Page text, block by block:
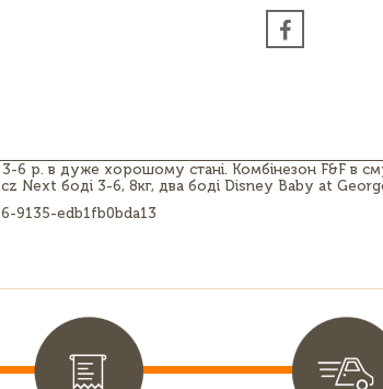
6 р. в дуже хорошому стані. Комбінезон F&F в
Next боді 3-6, 8кг, два боді Disney Baby at
9135-edb1fb0bda13